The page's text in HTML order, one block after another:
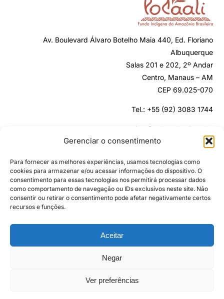
Gerenciar o consentimento
Para fornecer as melhores experiências, usamos tecnologias como
cookies para armazenar e/ou acessar informações do dispositivo. O
consentimento para essas tecnologias nos permitirá processar dados
como comportamento de navegação ou IDs exclusivos neste site. Não
consentir ou retirar o consentimento pode afetar negativamente certos
recursos e funções.
Aceitar
Negar
Ver preferências
Av. Boulevard Álvaro Botelho Maia 440, Ed. Floriano
Albuquerque
Salas 201 e 202, 2º Andar
Centro, Manaus – AM
CEP 69.025-070
Tel.: +55 (92) 3083 1744
secretaria@fundopodaali.org.br
© Copyright 2021 - 2026 | Podáali – Fundo Indígena da